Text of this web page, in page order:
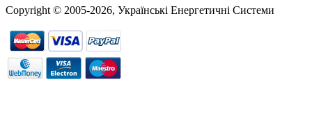
Copyright © 2005-2026, Українські Енергетичні Системи